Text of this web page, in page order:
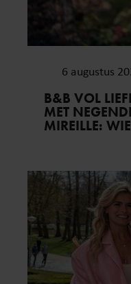
6 augustus
B&B VOL
MET
MIREILLE: